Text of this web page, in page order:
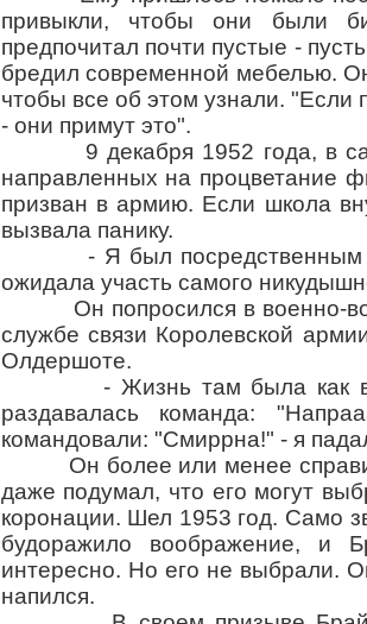
привыкли, чтобы они были
предпочитал почти пустые -
бредил современной мебелью.
чтобы все об этом узнали. "Если
- они примут это".
9 декабря 1952 года, в
направленных на процветание
призван в армию. Если школа
вызвала панику.
- Я был посредственным
ожидала участь самого
Он попросился в военно-
службе связи Королевской
Олдершоте.
- Жизнь там была как в
раздавалась команда:
командовали: "Смиррна!" - я
Он более или менее
даже подумал, что его могут
коронации. Шел 1953 год. Само
будоражило воображение, и
интересно. Но его не выбрали.
напился.